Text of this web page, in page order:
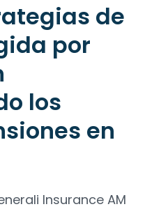
de
por
los
en
Insurance AM